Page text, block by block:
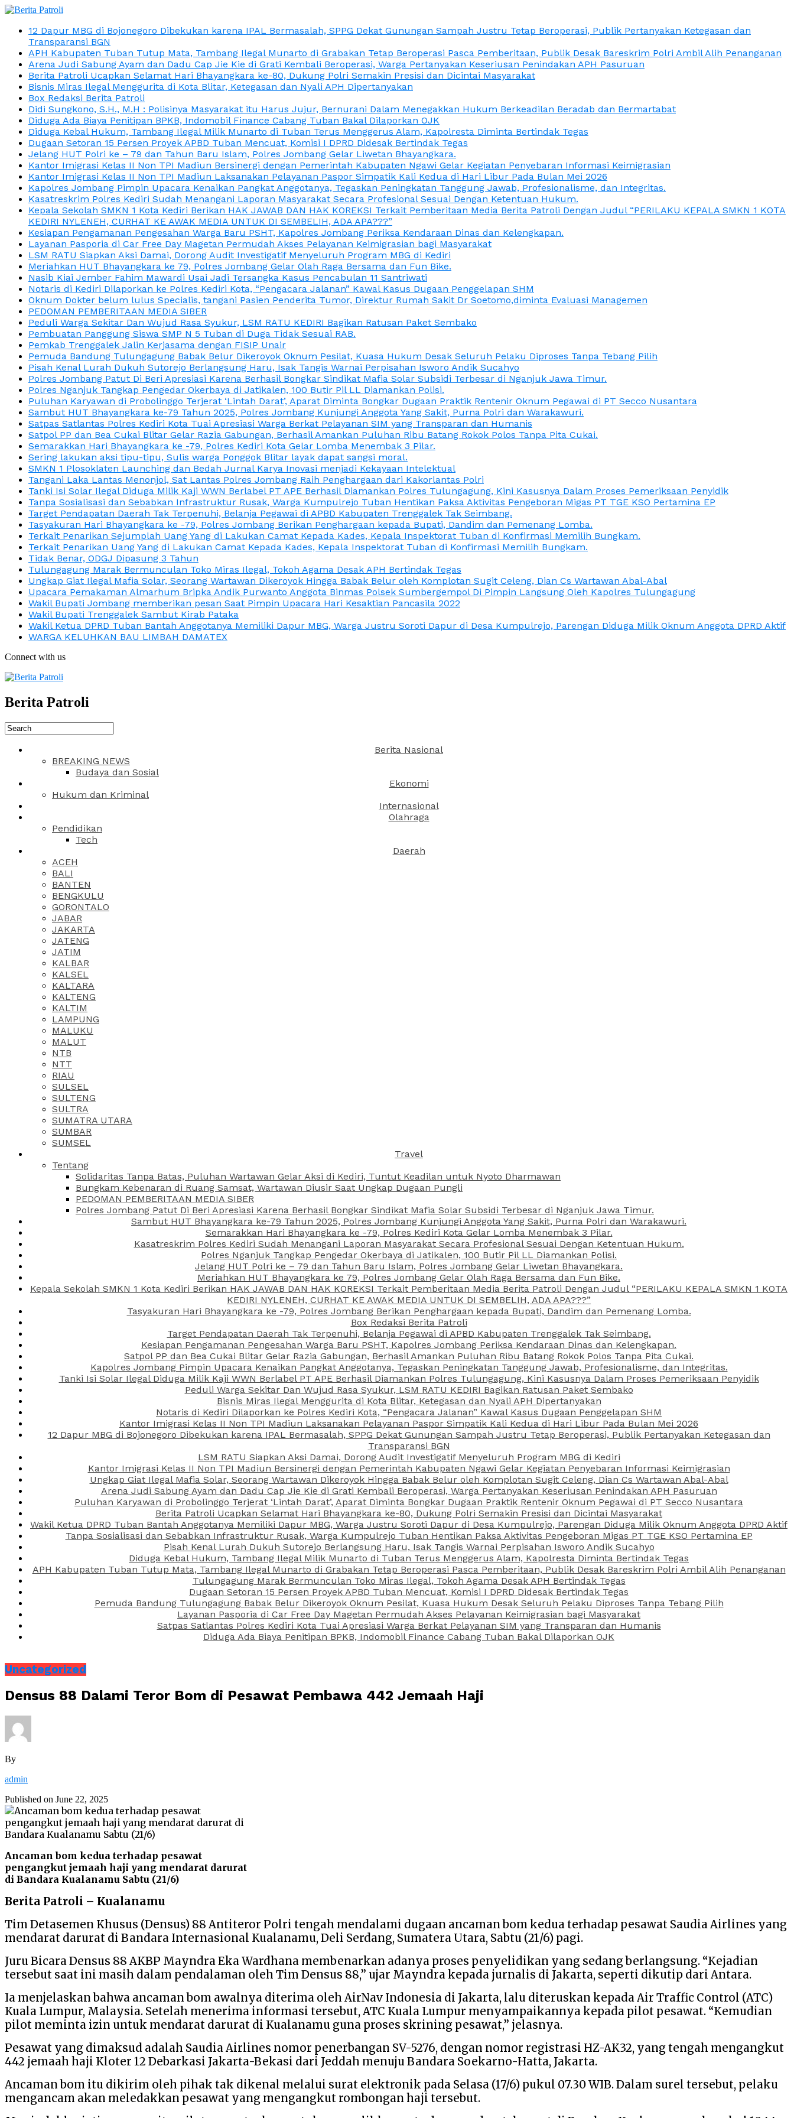
12 Dapur MBG di Bojonegoro Dibekukan karena IPAL Bermasalah, SPPG Dekat Gunungan Sampah Justru Tetap Beroperasi, Publik Pertanyakan Ketegasan dan
Transparansi BGN
APH Kabupaten Tuban Tutup Mata, Tambang Ilegal Munarto di Grabakan Tetap Beroperasi Pasca Pemberitaan, Publik Desak Bareskrim Polri Ambil Alih Penanganan
Arena Judi Sabung Ayam dan Dadu Cap Jie Kie di Grati Kembali Beroperasi, Warga Pertanyakan Keseriusan Penindakan APH Pasuruan
Berita Patroli Ucapkan Selamat Hari Bhayangkara ke-80, Dukung Polri Semakin Presisi dan Dicintai Masyarakat
Bisnis Miras Ilegal Menggurita di Kota Blitar, Ketegasan dan Nyali APH Dipertanyakan
Box Redaksi Berita Patroli
Didi Sungkono, S.H., M.H : Polisinya Masyarakat itu Harus Jujur, Bernurani Dalam Menegakkan Hukum Berkeadilan Beradab dan Bermartabat
Diduga Ada Biaya Penitipan BPKB, Indomobil Finance Cabang Tuban Bakal Dilaporkan OJK
Diduga Kebal Hukum, Tambang Ilegal Milik Munarto di Tuban Terus Menggerus Alam, Kapolresta Diminta Bertindak Tegas
Dugaan Setoran 15 Persen Proyek APBD Tuban Mencuat, Komisi I DPRD Didesak Bertindak Tegas
Jelang HUT Polri ke – 79 dan Tahun Baru Islam, Polres Jombang Gelar Liwetan Bhayangkara.
Kantor Imigrasi Kelas II Non TPI Madiun Bersinergi dengan Pemerintah Kabupaten Ngawi Gelar Kegiatan Penyebaran Informasi Keimigrasian
Kantor Imigrasi Kelas II Non TPI Madiun Laksanakan Pelayanan Paspor Simpatik Kali Kedua di Hari Libur Pada Bulan Mei 2026
Kapolres Jombang Pimpin Upacara Kenaikan Pangkat Anggotanya, Tegaskan Peningkatan Tanggung Jawab, Profesionalisme, dan Integritas.
Kasatreskrim Polres Kediri Sudah Menangani Laporan Masyarakat Secara Profesional Sesuai Dengan Ketentuan Hukum.
Kepala Sekolah SMKN 1 Kota Kediri Berikan HAK JAWAB DAN HAK KOREKSI Terkait Pemberitaan Media Berita Patroli Dengan Judul “PERILAKU KEPALA SMKN 1 KOTA
KEDIRI NYLENEH, CURHAT KE AWAK MEDIA UNTUK DI SEMBELIH, ADA APA???”
Kesiapan Pengamanan Pengesahan Warga Baru PSHT, Kapolres Jombang Periksa Kendaraan Dinas dan Kelengkapan.
Layanan Pasporia di Car Free Day Magetan Permudah Akses Pelayanan Keimigrasian bagi Masyarakat
LSM RATU Siapkan Aksi Damai, Dorong Audit Investigatif Menyeluruh Program MBG di Kediri
Meriahkan HUT Bhayangkara ke 79, Polres Jombang Gelar Olah Raga Bersama dan Fun Bike.
Nasib Kiai Jember Fahim Mawardi Usai Jadi Tersangka Kasus Pencabulan 11 Santriwati
Notaris di Kediri Dilaporkan ke Polres Kediri Kota, “Pengacara Jalanan” Kawal Kasus Dugaan Penggelapan SHM
Oknum Dokter belum lulus Specialis, tangani Pasien Penderita Tumor, Direktur Rumah Sakit Dr Soetomo,diminta Evaluasi Managemen
PEDOMAN PEMBERITAAN MEDIA SIBER
Peduli Warga Sekitar Dan Wujud Rasa Syukur, LSM RATU KEDIRI Bagikan Ratusan Paket Sembako
Pembuatan Panggung Siswa SMP N 5 Tuban di Duga Tidak Sesuai RAB.
Pemkab Trenggalek Jalin Kerjasama dengan FISIP Unair
Pemuda Bandung Tulungagung Babak Belur Dikeroyok Oknum Pesilat, Kuasa Hukum Desak Seluruh Pelaku Diproses Tanpa Tebang Pilih
Pisah Kenal Lurah Dukuh Sutorejo Berlangsung Haru, Isak Tangis Warnai Perpisahan Isworo Andik Sucahyo
Polres Jombang Patut Di Beri Apresiasi Karena Berhasil Bongkar Sindikat Mafia Solar Subsidi Terbesar di Nganjuk Jawa Timur.
Polres Nganjuk Tangkap Pengedar Okerbaya di Jatikalen, 100 Butir Pil LL Diamankan Polisi.
Puluhan Karyawan di Probolinggo Terjerat ‘Lintah Darat’, Aparat Diminta Bongkar Dugaan Praktik Rentenir Oknum Pegawai di PT Secco Nusantara
Sambut HUT Bhayangkara ke-79 Tahun 2025, Polres Jombang Kunjungi Anggota Yang Sakit, Purna Polri dan Warakawuri.
Satpas Satlantas Polres Kediri Kota Tuai Apresiasi Warga Berkat Pelayanan SIM yang Transparan dan Humanis
Satpol PP dan Bea Cukai Blitar Gelar Razia Gabungan, Berhasil Amankan Puluhan Ribu Batang Rokok Polos Tanpa Pita Cukai.
Semarakkan Hari Bhayangkara ke -79, Polres Kediri Kota Gelar Lomba Menembak 3 Pilar.
Sering lakukan aksi tipu-tipu, Sulis warga Ponggok Blitar layak dapat sangsi moral.
SMKN 1 Plosoklaten Launching dan Bedah Jurnal Karya Inovasi menjadi Kekayaan Intelektual
Tangani Laka Lantas Menonjol, Sat Lantas Polres Jombang Raih Penghargaan dari Kakorlantas Polri
Tanki Isi Solar Ilegal Diduga Milik Kaji WWN Berlabel PT APE Berhasil Diamankan Polres Tulungagung, Kini Kasusnya Dalam Proses Pemeriksaan Penyidik
Tanpa Sosialisasi dan Sebabkan Infrastruktur Rusak, Warga Kumpulrejo Tuban Hentikan Paksa Aktivitas Pengeboran Migas PT TGE KSO Pertamina EP
Target Pendapatan Daerah Tak Terpenuhi, Belanja Pegawai di APBD Kabupaten Trenggalek Tak Seimbang.
Tasyakuran Hari Bhayangkara ke -79, Polres Jombang Berikan Penghargaan kepada Bupati, Dandim dan Pemenang Lomba.
Terkait Penarikan Sejumplah Uang Yang di Lakukan Camat Kepada Kades, Kepala Inspektorat Tuban di Konfirmasi Memilih Bungkam.
Terkait Penarikan Uang Yang di Lakukan Camat Kepada Kades, Kepala Inspektorat Tuban di Konfirmasi Memilih Bungkam.
Tidak Benar, ODGJ Dipasung 3 Tahun
Tulungagung Marak Bermunculan Toko Miras Ilegal, Tokoh Agama Desak APH Bertindak Tegas
Ungkap Giat Ilegal Mafia Solar, Seorang Wartawan Dikeroyok Hingga Babak Belur oleh Komplotan Sugit Celeng, Dian Cs Wartawan Abal-Abal
Upacara Pemakaman Almarhum Bripka Andik Purwanto Anggota Binmas Polsek Sumbergempol Di Pimpin Langsung Oleh Kapolres Tulungagung
Wakil Bupati Jombang memberikan pesan Saat Pimpin Upacara Hari Kesaktian Pancasila 2022
Wakil Bupati Trenggalek Sambut Kirab Pataka
Wakil Ketua DPRD Tuban Bantah Anggotanya Memiliki Dapur MBG, Warga Justru Soroti Dapur di Desa Kumpulrejo, Parengan Diduga Milik Oknum Anggota DPRD Aktif
WARGA KELUHKAN BAU LIMBAH DAMATEX
Connect with us
Berita Patroli
Berita Nasional
BREAKING NEWS
Budaya dan Sosial
Ekonomi
Hukum dan Kriminal
Internasional
Olahraga
Pendidikan
Tech
Daerah
ACEH
BALI
BANTEN
BENGKULU
GORONTALO
JABAR
JAKARTA
JATENG
JATIM
KALBAR
KALSEL
KALTARA
KALTENG
KALTIM
LAMPUNG
MALUKU
MALUT
NTB
NTT
RIAU
SULSEL
SULTENG
SULTRA
SUMATRA UTARA
SUMBAR
SUMSEL
Travel
Tentang
Solidaritas Tanpa Batas, Puluhan Wartawan Gelar Aksi di Kediri, Tuntut Keadilan untuk Nyoto Dharmawan
Bungkam Kebenaran di Ruang Samsat, Wartawan Diusir Saat Ungkap Dugaan Pungli
PEDOMAN PEMBERITAAN MEDIA SIBER
Polres Jombang Patut Di Beri Apresiasi Karena Berhasil Bongkar Sindikat Mafia Solar Subsidi Terbesar di Nganjuk Jawa Timur.
Sambut HUT Bhayangkara ke-79 Tahun 2025, Polres Jombang Kunjungi Anggota Yang Sakit, Purna Polri dan Warakawuri.
Semarakkan Hari Bhayangkara ke -79, Polres Kediri Kota Gelar Lomba Menembak 3 Pilar.
Kasatreskrim Polres Kediri Sudah Menangani Laporan Masyarakat Secara Profesional Sesuai Dengan Ketentuan Hukum.
Polres Nganjuk Tangkap Pengedar Okerbaya di Jatikalen, 100 Butir Pil LL Diamankan Polisi.
Jelang HUT Polri ke – 79 dan Tahun Baru Islam, Polres Jombang Gelar Liwetan Bhayangkara.
Meriahkan HUT Bhayangkara ke 79, Polres Jombang Gelar Olah Raga Bersama dan Fun Bike.
Kepala Sekolah SMKN 1 Kota Kediri Berikan HAK JAWAB DAN HAK KOREKSI Terkait Pemberitaan Media Berita Patroli Dengan Judul “PERILAKU KEPALA SMKN 1 KOTA
KEDIRI NYLENEH, CURHAT KE AWAK MEDIA UNTUK DI SEMBELIH, ADA APA???”
Tasyakuran Hari Bhayangkara ke -79, Polres Jombang Berikan Penghargaan kepada Bupati, Dandim dan Pemenang Lomba.
Box Redaksi Berita Patroli
Target Pendapatan Daerah Tak Terpenuhi, Belanja Pegawai di APBD Kabupaten Trenggalek Tak Seimbang.
Kesiapan Pengamanan Pengesahan Warga Baru PSHT, Kapolres Jombang Periksa Kendaraan Dinas dan Kelengkapan.
Satpol PP dan Bea Cukai Blitar Gelar Razia Gabungan, Berhasil Amankan Puluhan Ribu Batang Rokok Polos Tanpa Pita Cukai.
Kapolres Jombang Pimpin Upacara Kenaikan Pangkat Anggotanya, Tegaskan Peningkatan Tanggung Jawab, Profesionalisme, dan Integritas.
Tanki Isi Solar Ilegal Diduga Milik Kaji WWN Berlabel PT APE Berhasil Diamankan Polres Tulungagung, Kini Kasusnya Dalam Proses Pemeriksaan Penyidik
Peduli Warga Sekitar Dan Wujud Rasa Syukur, LSM RATU KEDIRI Bagikan Ratusan Paket Sembako
Bisnis Miras Ilegal Menggurita di Kota Blitar, Ketegasan dan Nyali APH Dipertanyakan
Notaris di Kediri Dilaporkan ke Polres Kediri Kota, “Pengacara Jalanan” Kawal Kasus Dugaan Penggelapan SHM
Kantor Imigrasi Kelas II Non TPI Madiun Laksanakan Pelayanan Paspor Simpatik Kali Kedua di Hari Libur Pada Bulan Mei 2026
12 Dapur MBG di Bojonegoro Dibekukan karena IPAL Bermasalah, SPPG Dekat Gunungan Sampah Justru Tetap Beroperasi, Publik Pertanyakan Ketegasan dan
Transparansi BGN
LSM RATU Siapkan Aksi Damai, Dorong Audit Investigatif Menyeluruh Program MBG di Kediri
Kantor Imigrasi Kelas II Non TPI Madiun Bersinergi dengan Pemerintah Kabupaten Ngawi Gelar Kegiatan Penyebaran Informasi Keimigrasian
Ungkap Giat Ilegal Mafia Solar, Seorang Wartawan Dikeroyok Hingga Babak Belur oleh Komplotan Sugit Celeng, Dian Cs Wartawan Abal-Abal
Arena Judi Sabung Ayam dan Dadu Cap Jie Kie di Grati Kembali Beroperasi, Warga Pertanyakan Keseriusan Penindakan APH Pasuruan
Puluhan Karyawan di Probolinggo Terjerat ‘Lintah Darat’, Aparat Diminta Bongkar Dugaan Praktik Rentenir Oknum Pegawai di PT Secco Nusantara
Berita Patroli Ucapkan Selamat Hari Bhayangkara ke-80, Dukung Polri Semakin Presisi dan Dicintai Masyarakat
Wakil Ketua DPRD Tuban Bantah Anggotanya Memiliki Dapur MBG, Warga Justru Soroti Dapur di Desa Kumpulrejo, Parengan Diduga Milik Oknum Anggota DPRD Aktif
Tanpa Sosialisasi dan Sebabkan Infrastruktur Rusak, Warga Kumpulrejo Tuban Hentikan Paksa Aktivitas Pengeboran Migas PT TGE KSO Pertamina EP
Pisah Kenal Lurah Dukuh Sutorejo Berlangsung Haru, Isak Tangis Warnai Perpisahan Isworo Andik Sucahyo
Diduga Kebal Hukum, Tambang Ilegal Milik Munarto di Tuban Terus Menggerus Alam, Kapolresta Diminta Bertindak Tegas
APH Kabupaten Tuban Tutup Mata, Tambang Ilegal Munarto di Grabakan Tetap Beroperasi Pasca Pemberitaan, Publik Desak Bareskrim Polri Ambil Alih Penanganan
Tulungagung Marak Bermunculan Toko Miras Ilegal, Tokoh Agama Desak APH Bertindak Tegas
Dugaan Setoran 15 Persen Proyek APBD Tuban Mencuat, Komisi I DPRD Didesak Bertindak Tegas
Pemuda Bandung Tulungagung Babak Belur Dikeroyok Oknum Pesilat, Kuasa Hukum Desak Seluruh Pelaku Diproses Tanpa Tebang Pilih
Layanan Pasporia di Car Free Day Magetan Permudah Akses Pelayanan Keimigrasian bagi Masyarakat
Satpas Satlantas Polres Kediri Kota Tuai Apresiasi Warga Berkat Pelayanan SIM yang Transparan dan Humanis
Diduga Ada Biaya Penitipan BPKB, Indomobil Finance Cabang Tuban Bakal Dilaporkan OJK
Uncategorized
Densus 88 Dalami Teror Bom di Pesawat Pembawa 442 Jemaah Haji
By
admin
Published on June 22, 2025
Ancaman bom kedua terhadap pesawat
pengangkut jemaah haji yang mendarat darurat
di Bandara Kualanamu Sabtu (21/6)
Berita Patroli – Kualanamu
Tim Detasemen Khusus (Densus) 88 Antiteror Polri tengah mendalami dugaan ancaman bom kedua terhadap pesawat Saudia Airlines yang
mendarat darurat di Bandara Internasional Kualanamu, Deli Serdang, Sumatera Utara, Sabtu (21/6) pagi.
Juru Bicara Densus 88 AKBP Mayndra Eka Wardhana membenarkan adanya proses penyelidikan yang sedang berlangsung. “Kejadian
tersebut saat ini masih dalam pendalaman oleh Tim Densus 88,” ujar Mayndra kepada jurnalis di Jakarta, seperti dikutip dari Antara.
Ia menjelaskan bahwa ancaman bom awalnya diterima oleh AirNav Indonesia di Jakarta, lalu diteruskan kepada Air Traffic Control (ATC)
Kuala Lumpur, Malaysia. Setelah menerima informasi tersebut, ATC Kuala Lumpur menyampaikannya kepada pilot pesawat. “Kemudian
pilot meminta izin untuk mendarat darurat di Kualanamu guna proses skrining pesawat,” jelasnya.
Pesawat yang dimaksud adalah Saudia Airlines nomor penerbangan SV-5276, dengan nomor registrasi HZ-AK32, yang tengah mengangkut
442 jemaah haji Kloter 12 Debarkasi Jakarta-Bekasi dari Jeddah menuju Bandara Soekarno-Hatta, Jakarta.
Ancaman bom itu dikirim oleh pihak tak dikenal melalui surat elektronik pada Selasa (17/6) pukul 07.30 WIB. Dalam surel tersebut, pelaku
mengancam akan meledakkan pesawat yang mengangkut rombongan haji tersebut.